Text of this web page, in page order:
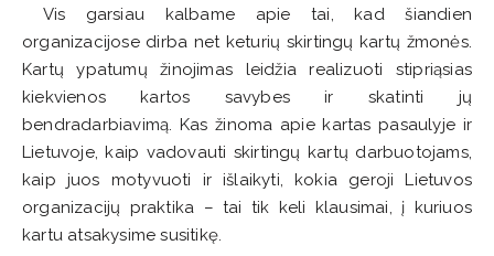
Vis garsiau kalbame apie tai, kad šiandien
organizacijose dirba net keturių skirtingų kartų žmonės.
Kartų ypatumų žinojimas leidžia realizuoti stipriąsias
kiekvienos kartos savybes ir skatinti jų
bendradarbiavimą. Kas žinoma apie kartas pasaulyje ir
Lietuvoje, kaip vadovauti skirtingų kartų darbuotojams,
kaip juos motyvuoti ir išlaikyti, kokia geroji Lietuvos
organizacijų praktika – tai tik keli klausimai, į kuriuos
kartu atsakysime susitikę.